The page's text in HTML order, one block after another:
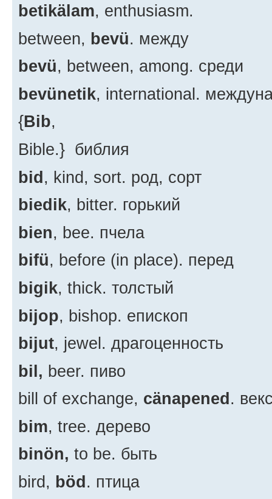
betikälam, enthusiasm.
between, bevü. между
bevü, between, among. среди
bevünetik, international.
{Bib,
Bible.} библия
bid, kind, sort. род, сорт
biedik, bitter. горький
bien, bee. пчела
bifü, before (in place). перед
bigik, thick. толстый
bijop, bishop. епископ
bijut, jewel. драгоценность
bil, beer. пиво
bill of exchange, cänapened.
bim, tree. дерево
binön, to be. быть
bird, böd. птица